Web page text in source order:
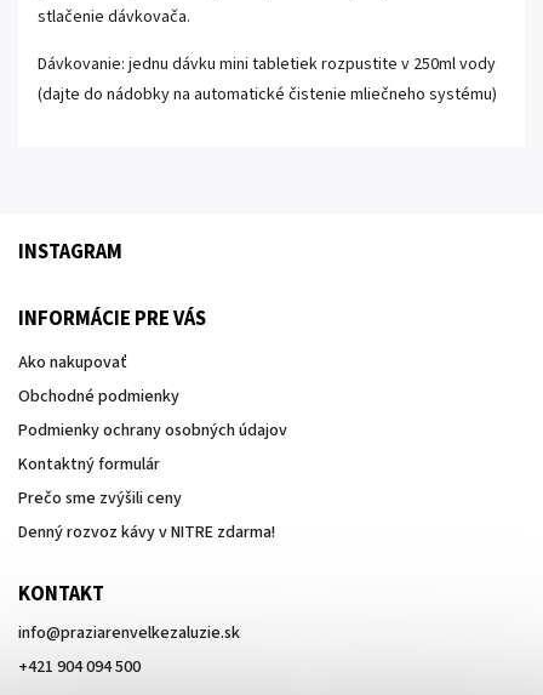
stlačenie dávkovača.
Dávkovanie: jednu dávku mini tabletiek rozpustite v 250ml vody
(dajte do nádobky na automatické čistenie mliečneho systému)
INSTAGRAM
INFORMÁCIE PRE VÁS
Ako nakupovať
Obchodné podmienky
Podmienky ochrany osobných údajov
Kontaktný formulár
Prečo sme zvýšili ceny
Denný rozvoz kávy v NITRE zdarma!
KONTAKT
info@praziarenvelkezaluzie.sk
+421 904 094 500